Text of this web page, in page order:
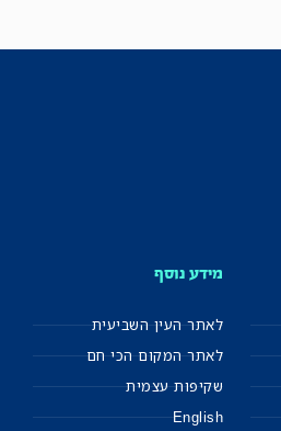
מידע נוסף
לאתר העין השביעית
לאתר המקום הכי חם
שקיפות עצמית
English